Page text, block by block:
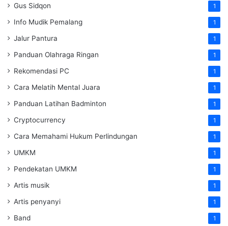
Gus Sidqon 1
Info Mudik Pemalang 1
Jalur Pantura 1
Panduan Olahraga Ringan 1
Rekomendasi PC 1
Cara Melatih Mental Juara 1
Panduan Latihan Badminton 1
Cryptocurrency 1
Cara Memahami Hukum Perlindungan 1
UMKM 1
Pendekatan UMKM 1
Artis musik 1
Artis penyanyi 1
Band 1